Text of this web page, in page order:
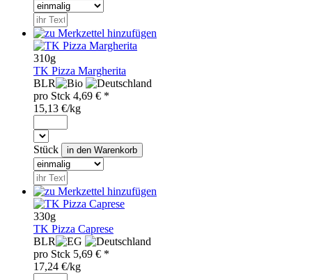
310g
TK Pizza Margherita
BLR
pro Stck 4,69 € *
15,13 €/kg
Stück
330g
TK Pizza Caprese
BLR
pro Stck 5,69 € *
17,24 €/kg